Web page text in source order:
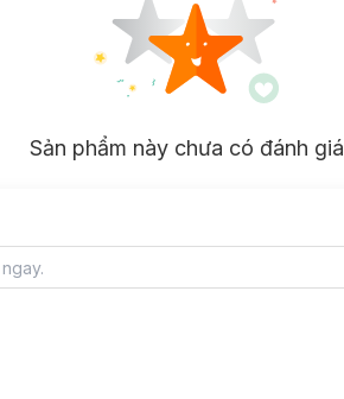
Sản phẩm này chưa có đánh giá